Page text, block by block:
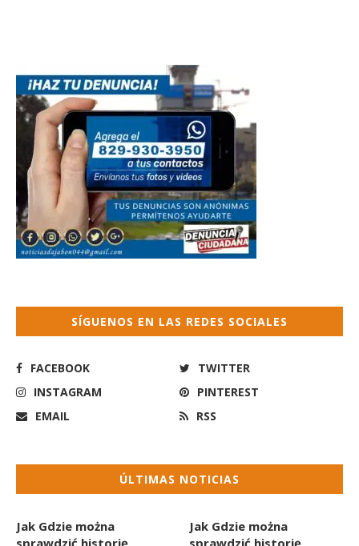
SÍGUENOS EN LAS REDES SOCIALES
FACEBOOK
TWITTER
INSTAGRAM
PINTEREST
EMAIL
RSS
ÚLTIMAS NOTICIAS
Jak Gdzie można
Jak Gdzie można